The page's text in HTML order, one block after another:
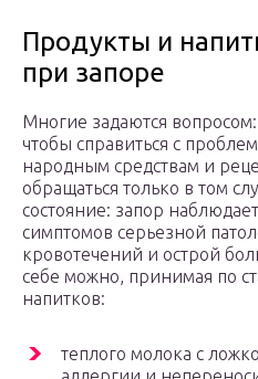
Продукты и
при запоре
Многие задаются
чтобы справиться с
народным средствам и
обращаться только в том
состояние: запор
симптомов серьезной
кровотечений и острой
себе можно, принимая по
напитков:
теплого молока с